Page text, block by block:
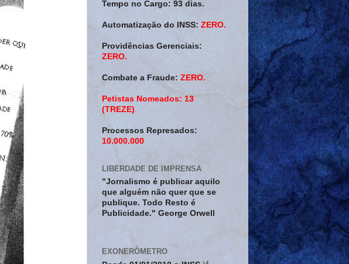
Tempo no Cargo: 93 dias.
Automatização do INSS: ZERO.
Providências Gerenciais:
ZERO.
Combate a Fraude: ZERO.
Petistas Nomeados: 13
(TREZE)
Processos Represados:
10.000.000
LIBERDADE DE IMPRENSA
"Jornalismo é publicar aquilo
que alguém não quer que se
publique. Todo Resto é
Publicidade." George Orwell
EXONERÔMETRO